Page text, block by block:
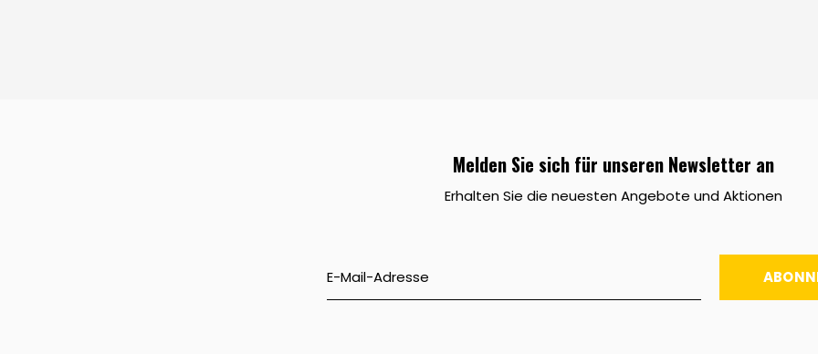
Melden Sie sich für unseren Newsletter an
Erhalten Sie die neuesten Angebote und Aktionen